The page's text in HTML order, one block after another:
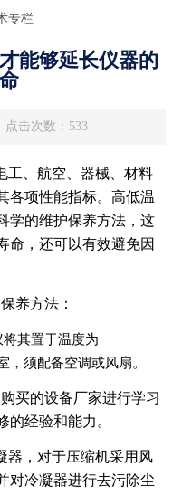
专栏
能够延长仪器的
点击次数：533
工、航空、器械、材料
各项性能指标。高低温
学的维护保养方法，这
命，还可以有效避免因
养方法：
其置于温度为
须配备空调或风扇。
买的设备厂家进行学习
的经验和能力。
器，对于压缩机采用风
对冷凝器进行去污除尘